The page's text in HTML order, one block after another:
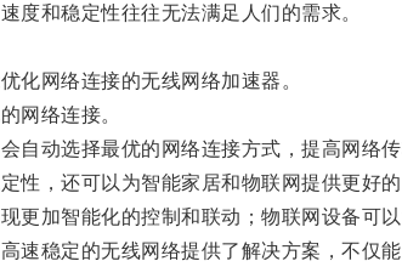
和稳定性往往无法满足人们的需求。
网络连接的无线网络加速器。
网络连接。
动选择最优的网络连接方式，提高网络传
，还可以为智能家居和物联网提供更好的
加智能化的控制和联动；物联网设备可以
稳定的无线网络提供了解决方案，不仅能